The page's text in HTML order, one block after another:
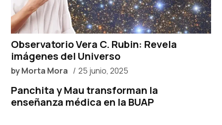
Observatorio Vera C. Rubin: Revela
imágenes del Universo
byMorta Mora 25 junio, 2025
Panchita y Mau transforman la
enseñanza médica en la BUAP